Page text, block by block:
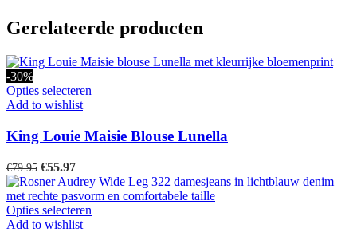
Gerelateerde producten
-30%
Opties selecteren
meerdere
variaties.
optie
kan
gekozen
worden
Add to wishlist
King Louie Maisie Blouse Lunella
€79.95 Oorspronkelijke
prijs
was:
€79.95.
€55.97Huidige
prijs
is:
€55.97.
Opties selecteren
Add to wishlist